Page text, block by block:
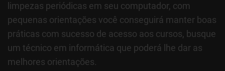
limpezas periódicas em seu computador, com
pequenas orientações você conseguirá manter boas
práticas com sucesso de acesso aos cursos, busque
um técnico em informática que poderá lhe dar as
melhores orientações.